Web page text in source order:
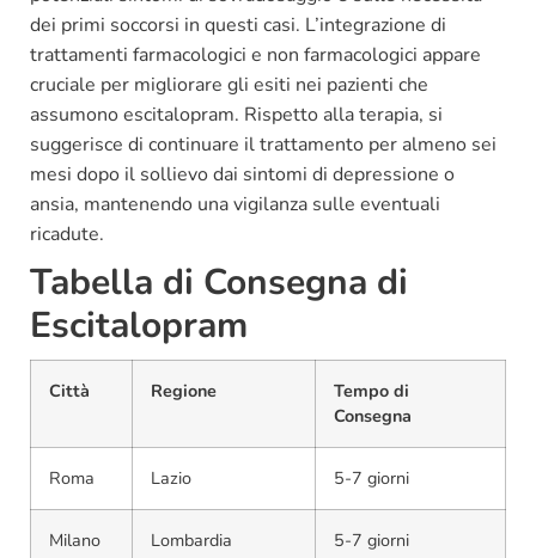
dei primi soccorsi in questi casi. L’integrazione di
trattamenti farmacologici e non farmacologici appare
cruciale per migliorare gli esiti nei pazienti che
assumono escitalopram. Rispetto alla terapia, si
suggerisce di continuare il trattamento per almeno sei
mesi dopo il sollievo dai sintomi di depressione o
ansia, mantenendo una vigilanza sulle eventuali
ricadute.
Tabella di Consegna di
Escitalopram
Città Regione
Tempo di
Consegna
Roma Lazio 5-7 giorni
Milano Lombardia 5-7 giorni